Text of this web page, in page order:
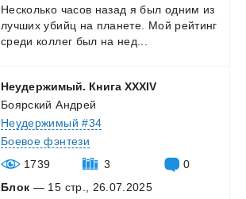
Несколько часов назад я был одним из
лучших убийц на планете. Мой рейтинг
среди коллег был на нед...
Неудержимый. Книга XXXIV
Боярский Андрей
Неудержимый #34
Боевое фэнтези
1739
3
0
Блок — 15 стр., 26.07.2025